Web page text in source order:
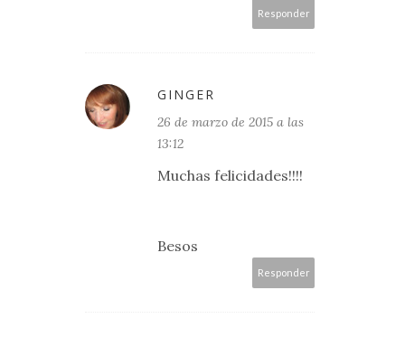
Responder
GINGER
26 de marzo de 2015 a las
13:12
Muchas felicidades!!!!
Besos
Responder